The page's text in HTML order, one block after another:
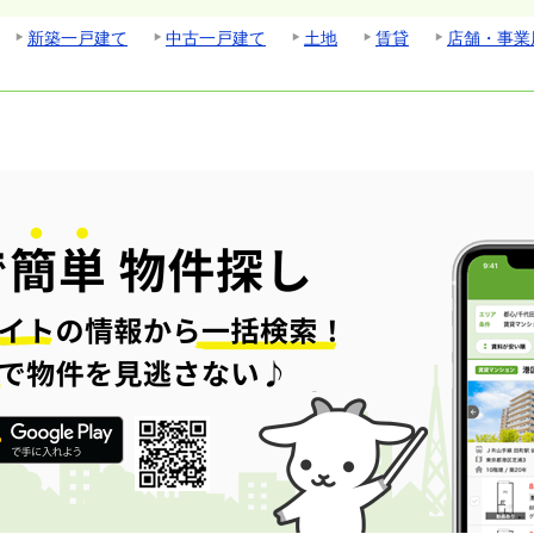
新築一戸建て 中古一戸建て 土地 賃貸 店舗・事業